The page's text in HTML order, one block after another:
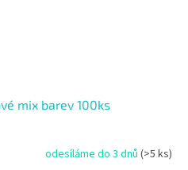
mix barev 100ks
odesíláme do 3 dnů (>5 ks)